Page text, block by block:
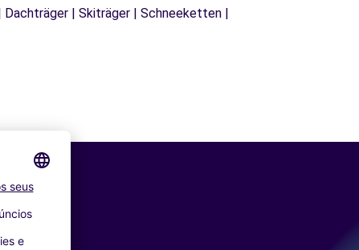
| Skiträger | Schneeketten |